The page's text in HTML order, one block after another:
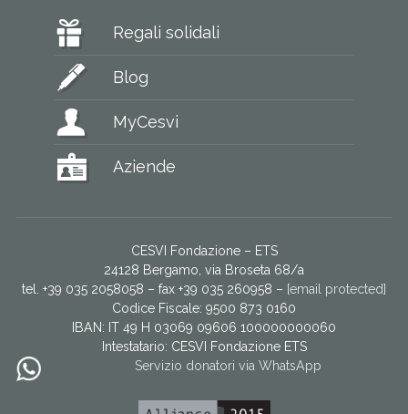
Regali solidali
Blog
MyCesvi
Aziende
CESVI Fondazione – ETS
24128 Bergamo, via Broseta 68/a
tel. +39 035 2058058 – fax +39 035 260958 – [email protected]
Codice Fiscale: 9500 873 0160
IBAN: IT 49 H 03069 09606 100000000060
Intestatario: CESVI Fondazione ETS
Servizio donatori via WhatsApp